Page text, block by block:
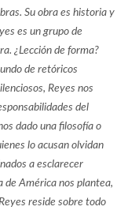
Su obra es historia y
es un grupo de
¿Lección de forma?
de retóricos
Reyes nos
del
dado una filosofía o
lo acusan olvidan
a esclarecer
de América nos plantea,
reside sobre todo